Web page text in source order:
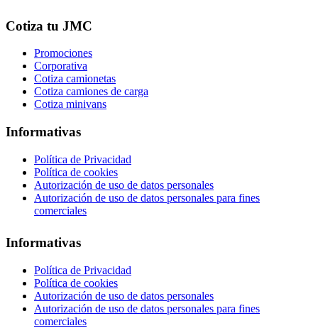
Cotiza tu JMC
Promociones
Corporativa
Cotiza camionetas
Cotiza camiones de carga
Cotiza minivans
Informativas
Política de Privacidad
Política de cookies
Autorización de uso de datos personales
Autorización de uso de datos personales para fines
comerciales
Informativas
Política de Privacidad
Política de cookies
Autorización de uso de datos personales
Autorización de uso de datos personales para fines
comerciales